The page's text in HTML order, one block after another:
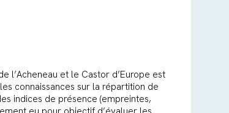
l’Acheneau et le Castor d’Europe est
connaissances sur la répartition de
indices de présence (empreintes,